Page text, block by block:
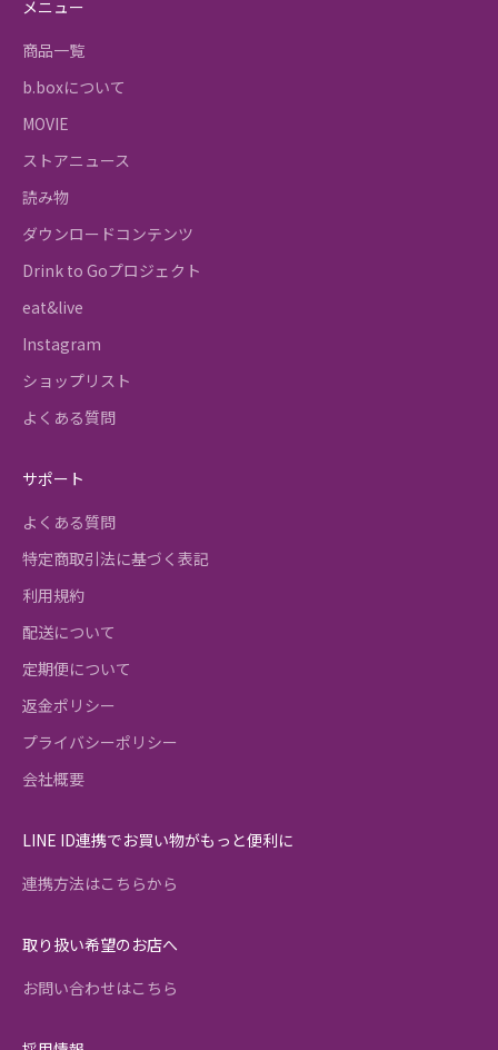
メニュー
商品一覧
b.boxについて
MOVIE
ストアニュース
読み物
ダウンロードコンテンツ
Drink to Goプロジェクト
eat&live
Instagram
ショップリスト
よくある質問
サポート
よくある質問
特定商取引法に基づく表記
利用規約
配送について
定期便について
返金ポリシー
プライバシーポリシー
会社概要
LINE ID連携でお買い物がもっと便利に
連携方法はこちらから
取り扱い希望のお店へ
お問い合わせはこちら